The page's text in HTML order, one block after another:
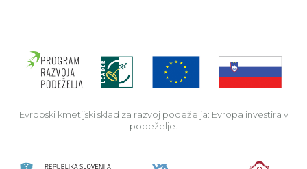
Evropski kmetijski sklad za razvoj podeželja: Evropa investira v
podeželje.